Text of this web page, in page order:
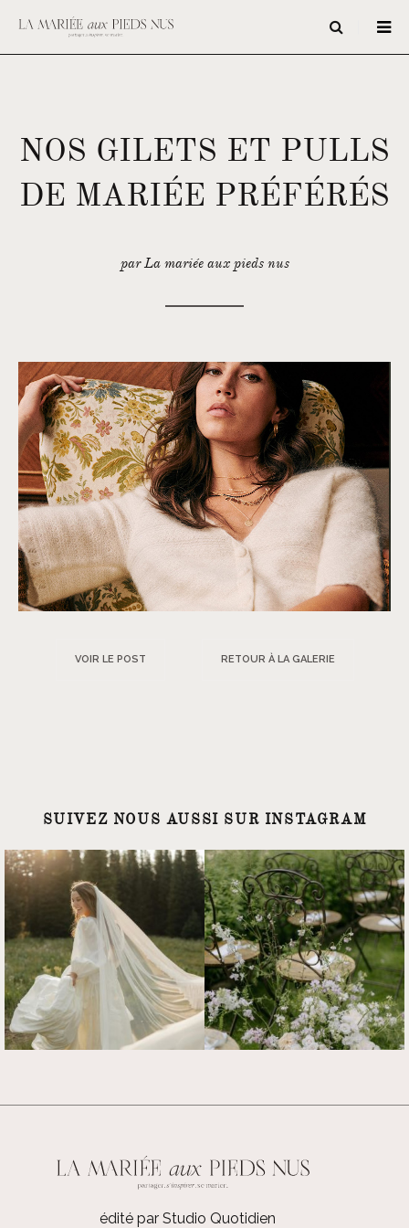
NOS GILETS ET PULLS
DE MARIÉE PRÉFÉRÉS
par La mariée aux pieds nus
VOIR LE POST RETOUR À LA GALERIE
SUIVEZ NOUS AUSSI SUR INSTAGRAM
édité par Studio Quotidien